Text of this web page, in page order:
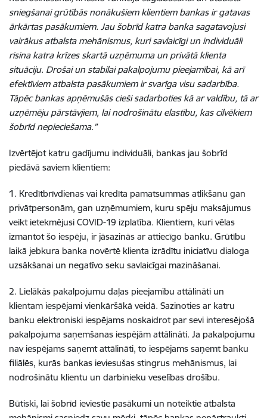
sniegšanai grūtībās nonākušiem klientiem bankas ir gatavas
ārkārtas pasākumiem. Jau šobrīd katra banka sagatavojusi
vairākus atbalsta mehānismus, kuri savlaicīgi un individuāli
risina katra krīzes skartā uzņēmuma un privātā klienta
situāciju. Drošai un stabilai pakalpojumu pieejamībai, kā arī
efektīviem atbalsta pasākumiem ir svarīga visu sadarbība.
Tāpēc bankas apņēmušās cieši sadarboties kā ar valdību, tā ar
uzņēmēju pārstāvjiem, lai nodrošinātu elastību, kas cilvēkiem
šobrīd nepieciešama.”
Izvērtējot katru gadījumu individuāli, bankas jau šobrīd
piedāvā saviem klientiem:
1. Kredītbrīvdienas vai kredīta pamatsummas atlikšanu gan
privātpersonām, gan uzņēmumiem, kuru spēju maksājumus
veikt ietekmējusi COVID-19 izplatība. Klientiem, kuri vēlas
izmantot šo iespēju, ir jāsazinās ar attiecīgo banku. Grūtību
laikā jebkura banka novērtē klienta izrādītu iniciatīvu dialoga
uzsākšanai un negatīvo seku savlaicīgai mazināšanai.
2. Lielākās pakalpojumu daļas pieejamību attālināti un
klientam iespējami vienkāršākā veidā. Sazinoties ar katru
banku elektroniski iespējams noskaidrot par sevi interesējošā
pakalpojuma saņemšanas iespējām attālināti. Ja pakalpojumu
nav iespējams saņemt attālināti, to iespējams saņemt banku
filiālēs, kurās bankas ieviesušas stingrus mehānismus, lai
nodrošinātu klientu un darbinieku veselības drošību.
Būtiski, lai šobrīd ieviestie pasākumi un noteiktie atbalsta